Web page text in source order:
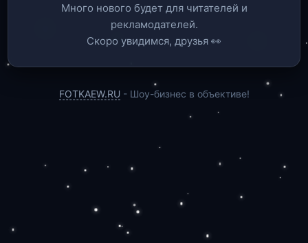
Много нового будет для читателей и
рекламодателей.
Скоро увидимся, друзья 👀
FOTKAEW.RU - Шоу-бизнес в объективе!